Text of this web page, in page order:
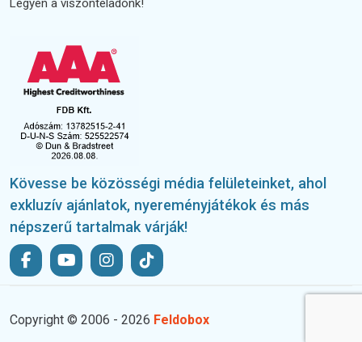
Legyen a viszonteladónk!
Kövesse be közösségi média felületeinket, ahol
exkluzív ajánlatok, nyereményjátékok és más
népszerű tartalmak várják!
Copyright © 2006 - 2026 Feldobox